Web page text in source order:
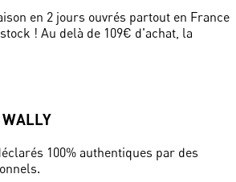
en 2 jours ouvrés partout en France
! Au delà de 109€ d'achat, la
100% authentiques par des